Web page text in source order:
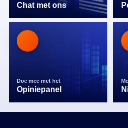
Chat met ons
Doe mee met het
Opiniepanel